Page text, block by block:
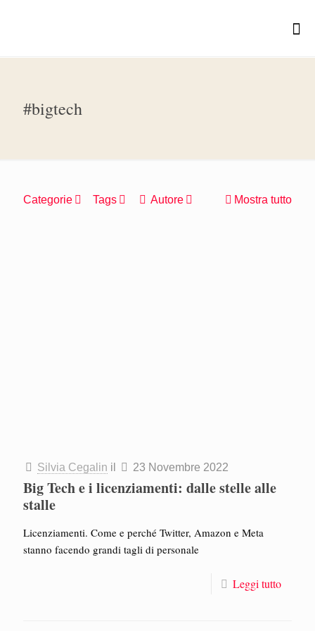
#bigtech
Categorie Tags Autore Mostra tutto
Silvia Cegalin il 23 Novembre 2022
Big Tech e i licenziamenti: dalle stelle alle
stalle
Licenziamenti. Come e perché Twitter, Amazon e Meta
stanno facendo grandi tagli di personale
Leggi tutto